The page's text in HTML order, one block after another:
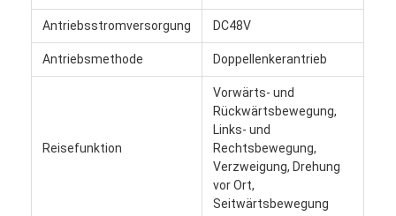
Antriebsstromversorgung DC48V
Antriebsmethode Doppellenkerantrieb
Reisefunktion
Vorwärts- und
Rückwärtsbewegung,
Links- und
Rechtsbewegung,
Verzweigung, Drehung
vor Ort,
Seitwärtsbewegung